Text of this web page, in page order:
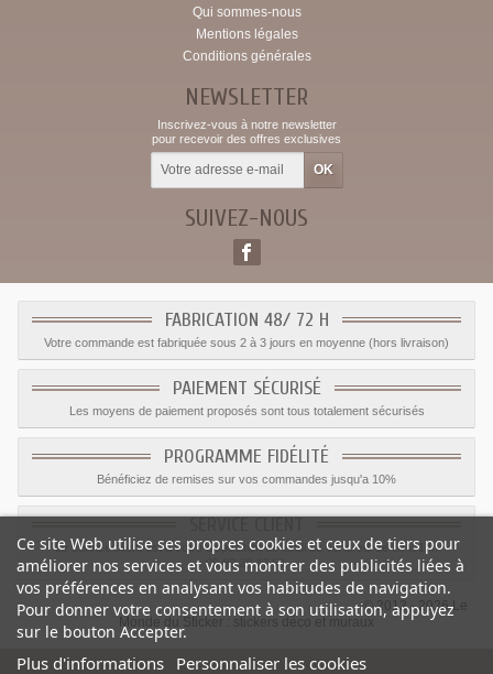
Qui sommes-nous
Mentions légales
Conditions générales
NEWSLETTER
Inscrivez-vous à notre newsletter
pour recevoir des offres exclusives
SUIVEZ-NOUS
FABRICATION 48/ 72 H
Votre commande est fabriquée sous 2 à 3 jours en moyenne (hors livraison)
PAIEMENT SÉCURISÉ
Les moyens de paiement proposés sont tous totalement sécurisés
PROGRAMME FIDÉLITÉ
Bénéficiez de remises sur vos commandes jusqu'a 10%
Le service client est a votre disposition du lundi au vendredi de 8h à 17h
09.82.28.47.69.
© 2012 - 2026 Le
Monde du Sticker :
stickers déco et muraux
Ce site Web utilise ses propres cookies et ceux de tiers pour
améliorer nos services et vous montrer des publicités liées à
vos préférences en analysant vos habitudes de navigation.
Pour donner votre consentement à son utilisation, appuyez
sur le bouton Accepter.
Plus d'informations Personnaliser les cookies